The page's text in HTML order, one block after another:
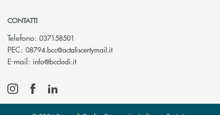
CONTATTI
Telefono: 037158501
PEC: 08794.bcc@actaliscertymail.it(si apre l’app di posta
E-mail: info@bcclodi.it(si apre l’app di posta elettronica)